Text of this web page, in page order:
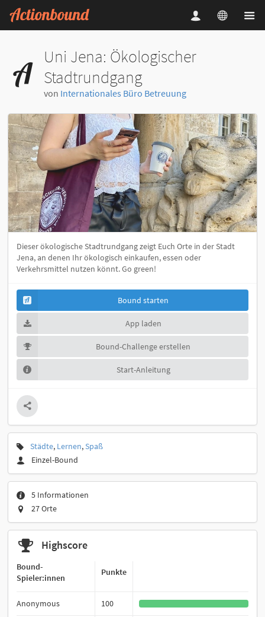
Uni Jena: Ökologischer
Stadtrundgang
von Internationales Büro Betreuung
Dieser ökologische Stadtrundgang zeigt Euch Orte in der Stadt
Jena, an denen Ihr ökologisch einkaufen, essen oder
Verkehrsmittel nutzen könnt. Go green!
Bound starten
App laden
Bound-Challenge erstellen
Start-Anleitung
Städte, Lernen,Spaß
Einzel-Bound
5 Informationen
27 Orte
Highscore
Bound-
Spieler:innen
Punkte
Anonymous 100